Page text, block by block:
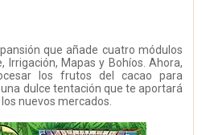
que añade cuatro módulos
Irrigación, Mapas y Bohíos. Ahora,
los frutos del cacao para
dulce tentación que te aportará
nuevos mercados.